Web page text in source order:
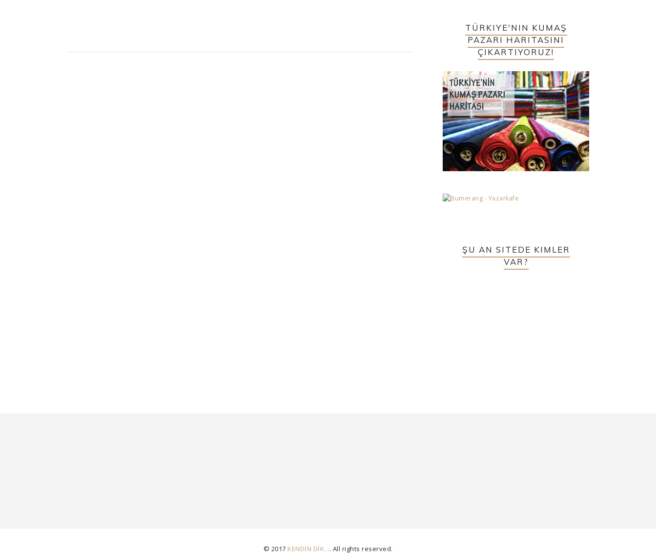
TÜRKIYE'NIN KUMAŞ
PAZARI HARITASINI
ÇIKARTIYORUZ!
ŞU AN SITEDE KIMLER
VAR?
© 2017 KENDİN DİK.... All rights reserved.